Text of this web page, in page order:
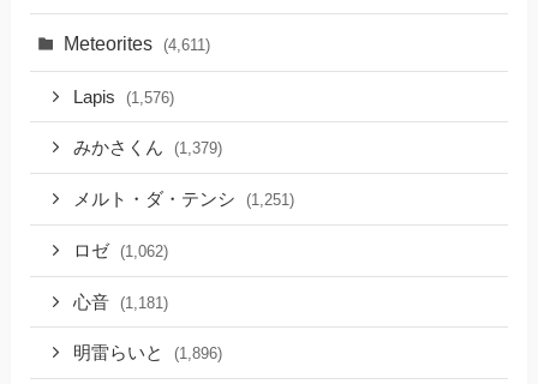
Meteorites (4,611)
Lapis (1,576)
みかさくん (1,379)
メルト・ダ・テンシ (1,251)
ロゼ (1,062)
心音 (1,181)
明雷らいと (1,896)